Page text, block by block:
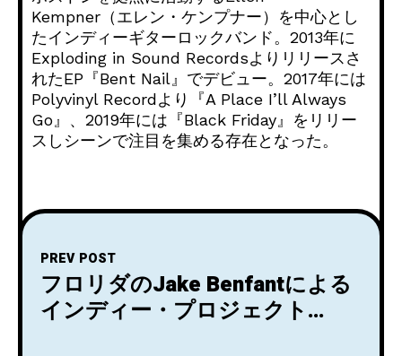
Kempner（エレン・ケンプナー）を中心とし
たインディーギターロックバンド。2013年に
Exploding in Sound Recordsよりリリースさ
れたEP『Bent Nail』でデビュー。2017年には
Polyvinyl Recordより『A Place I’ll Always
Go』、2019年には『Black Friday』をリリー
スしシーンで注目を集める存在となった。
PREV POST
フロリダのJake Benfantによる
インディー・プロジェクト